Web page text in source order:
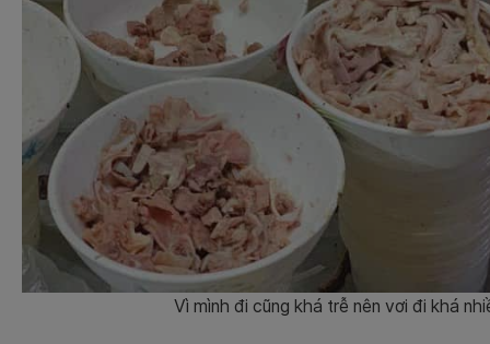
Vì mình đi cũng khá trễ nên vơi đi khá